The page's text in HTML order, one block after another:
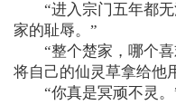
“进入宗门五年都无
家的耻辱。”
“整个楚家，哪个喜
将自己的仙灵草拿给他
“你真是冥顽不灵。